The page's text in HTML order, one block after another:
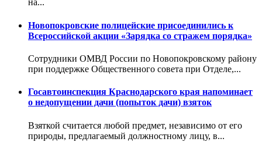
на...
Новопокровские полицейские присоединились к
Всероссийской акции «Зарядка со стражем порядка»
Сотрудники ОМВД России по Новопокровскому району
при поддержке Общественного совета при Отделе,...
Госавтоинспекция Краснодарского края напоминает
о недопущении дачи (попыток дачи) взяток
Взяткой считается любой предмет, независимо от его
природы, предлагаемый должностному лицу, в...